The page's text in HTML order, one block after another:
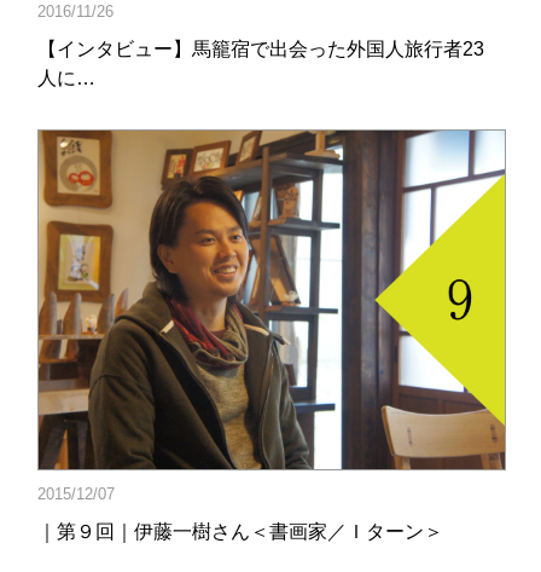
2016/11/26
【インタビュー】馬籠宿で出会った外国人旅行者23
人に…
2015/12/07
｜第９回｜伊藤一樹さん＜書画家／Ｉターン＞